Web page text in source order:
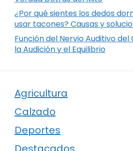
¿Por qué sientes los dedos
usar tacones? Causas y
Función del Nervio Auditivo
la Audición y el Equilibrio
Agricultura
Calzado
Deportes